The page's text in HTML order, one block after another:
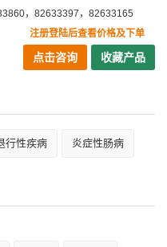
，82633397，82633165
注册登陆后查看价格及下单
点击咨询 收藏产品
行性疾病 炎症性肠病